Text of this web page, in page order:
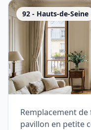
92 - Hauts-de-Seine
Remplacement
pavillon en petite